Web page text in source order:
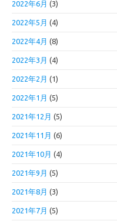
2022年6月 (3)
2022年5月 (4)
2022年4月 (8)
2022年3月 (4)
2022年2月 (1)
2022年1月 (5)
2021年12月 (5)
2021年11月 (6)
2021年10月 (4)
2021年9月 (5)
2021年8月 (3)
2021年7月 (5)